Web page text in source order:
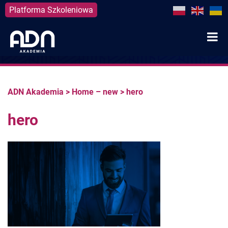
Platforma Szkoleniowa
content
ADN Akademia > Home – new > hero
hero